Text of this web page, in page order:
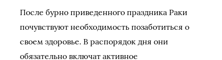
После бурно приведенного праздника Раки
почувствуют необходимость позаботиться о
своем здоровье. В распорядок дня они
обязательно включат активное